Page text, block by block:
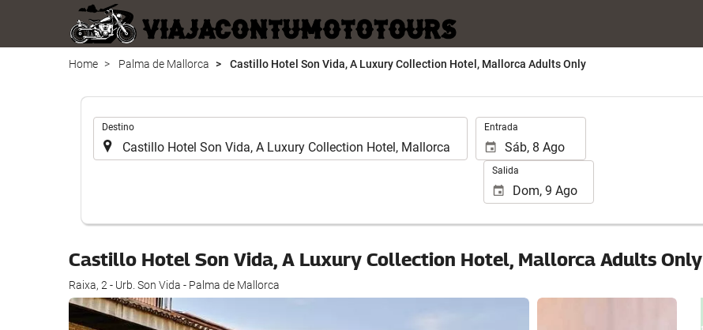
Home Palma de Mallorca Castillo Hotel Son Vida, A Luxury Collection Hotel, Mallorca Adults Only
Introduzca
lugar
el
realizar
búsqueda
de
Destino
Introduzca
las
fechas
inicio
fin
realizar
Entrada
Salida
Castillo Hotel Son Vida, A Luxury Collection Hotel, Mallorca Adults Only
Raixa, 2 - Urb. Son Vida - Palma de Mallorca